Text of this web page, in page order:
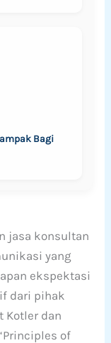
Bagi
jasa konsultan
yang
ekspektasi
dari pihak
Kotler dan
of